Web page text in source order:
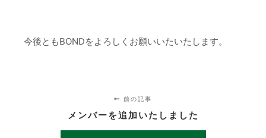
今後ともBONDをよろしくお願いいたいたします。
前の記事
メンバーを追加いたしました